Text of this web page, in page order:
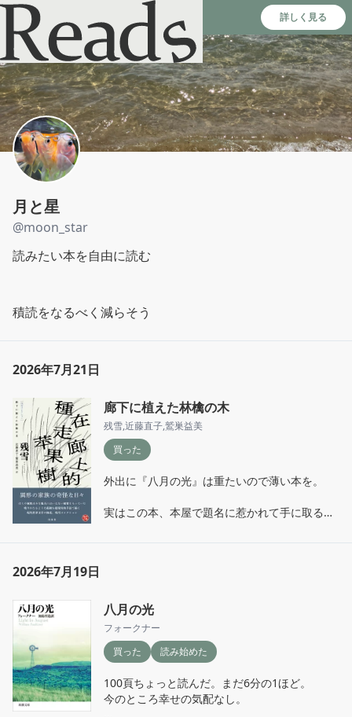
Reads - 読書のSNS＆記録アプリ 詳しく見る
月と星
@moon_star
読みたい本を自由に読む
積読をなるべく減らそう
2026年7月21日
廊下に植えた林檎の木
残雪,近藤直子,鷲巣益美
買った
外出に『八月の光』は重たいので薄い本を。
実はこの本、本屋で題名に惹かれて手に取るも
った。新刊だったのか。
表題作より前4篇を読む。
予想してたさらに上をゆくぶっ飛びだ。
残すは表題作のみ。しかし今日は時間切れだな
ー
2026年7月19日
八月の光
フォークナー
買った
読み始めた
100頁ちょっと読んだ。まだ6分の1ほど。
今のところ幸せの気配なし。